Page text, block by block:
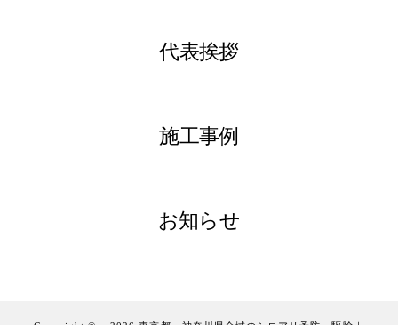
代表挨拶
施工事例
お知らせ